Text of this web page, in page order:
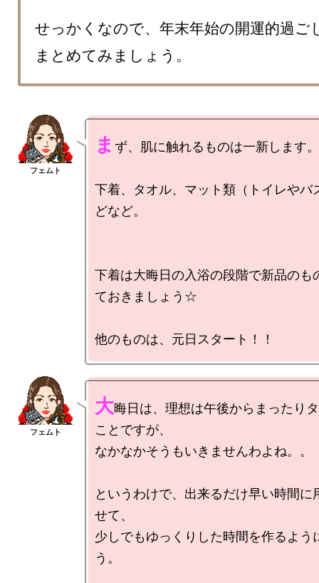
せっかくなので、年末年始の開運的過ご
まとめてみましょう。
ま ず、肌に触れるものは一新します。
下着、タオル、マット類（トイレやバ
どなど。
下着は大晦日の入浴の段階で新品のも
ておきましょう☆
大晦日は、理想は午後からまったり
ことですが、
なかなかそうもいきませんわよね。。
というわけで、出来るだけ早い時間に
せて、
少しでもゆっくりした時間を作るよう
う。